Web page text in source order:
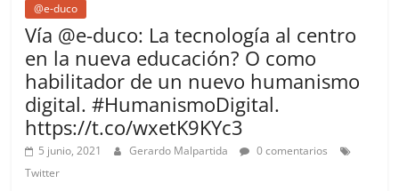
@e-duco
Vía @e-duco: La tecnología al centro
en la nueva educación? O como
habilitador de un nuevo humanismo
digital. #HumanismoDigital.
https://t.co/wxetK9KYc3
5 junio, 2021 Gerardo Malpartida
0 comentarios
Twitter